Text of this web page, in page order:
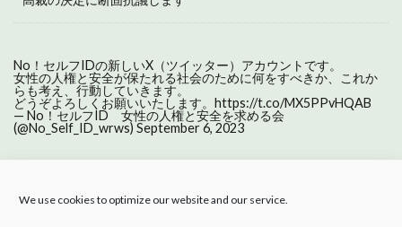
We use cookies to optimize our website and our service.
No！セルフIDの新しいX（ツイッター）アカウントです。
女性の人権と安全が保たれる社会のために何をすべきか、これか
らも考え、行動していきます。
どうぞよろしくお願いいたします。 https://t.co/MX5PPvHQAB
— No！セルフID 女性の人権と安全を求める会
(@No_Self_ID_wrws) September 6, 2023